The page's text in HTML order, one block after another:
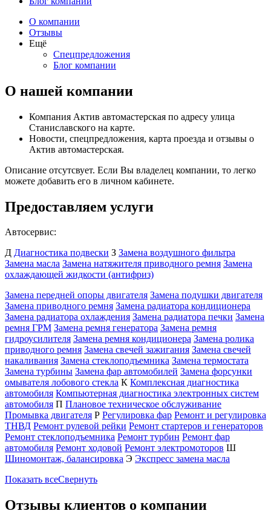
О компании
Отзывы
Ещё
Спецпредложения
Блог компании
О нашей компании
Компания Актив автомастерская по адресу улица
Станиславского на карте.
Новости, спецпредложения, карта проезда и отзывы о
Актив автомастерская.
Описание отсутсвует. Если Вы владелец компании, то легко
можете добавить его в личном кабинете.
Предоставляем услуги
Автосервис:
Д Диагностика подвески З Замена воздушного фильтра
Замена масла Замена натяжителя приводного ремня Замена
охлаждающей жидкости (антифриз)
Замена передней опоры двигателя Замена подушки двигателя
Замена приводного ремня Замена радиатора кондиционера
Замена радиатора охлаждения Замена радиатора печки Замена
ремня ГРМ Замена ремня генератора Замена ремня
гидроусилителя Замена ремня кондиционера Замена ролика
приводного ремня Замена свечей зажигания Замена свечей
накаливания Замена стеклоподъемника Замена термостата
Замена турбины Замена фар автомобилей Замена форсунки
омывателя лобового стекла К Комплексная диагностика
автомобиля Компьютерная диагностика электронных систем
автомобиля П Плановое техническое обслуживание
Промывка двигателя Р Регулировка фар Ремонт и регулировка
ТНВД Ремонт рулевой рейки Ремонт стартеров и генераторов
Ремонт стеклоподъемника Ремонт турбин Ремонт фар
автомобиля Ремонт ходовой Ремонт электромоторов Ш
Шиномонтаж, балансировка Э Экспресс замена масла
Показать всеСвернуть
Отзывы клиентов о компании